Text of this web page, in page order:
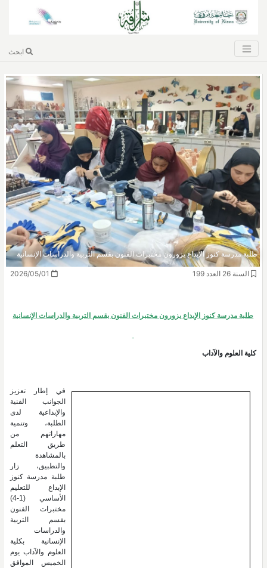
ابحث
طلبة مدرسة كنوز الإبداع يزورون مختبرات الفنون بقسم التربية والدراسات الإنسانية
السنة 26 العدد 199
طلبة مدرسة كنوز الإبداع يزورون مختبرات الفنون بقسم التربية والدراسات الإنسانية
كلية العلوم والآداب
في إطار تعزيز
الجوانب الفنية
والإبداعية لدى
الطلبة، وتنمية
مهاراتهم من
طريق التعلم
بالمشاهدة
والتطبيق، زار
طلبة مدرسة كنوز
الإبداع للتعليم
الأساسي (1-4)
مختبرات الفنون
بقسم التربية
والدراسات
الإنسانية بكلية
العلوم والآداب يوم
الخميس الموافق